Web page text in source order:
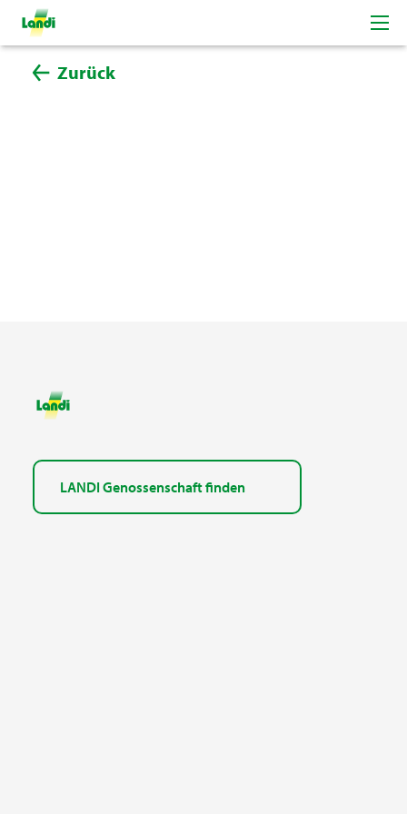
Zurück
LANDI Genossenschaft finden